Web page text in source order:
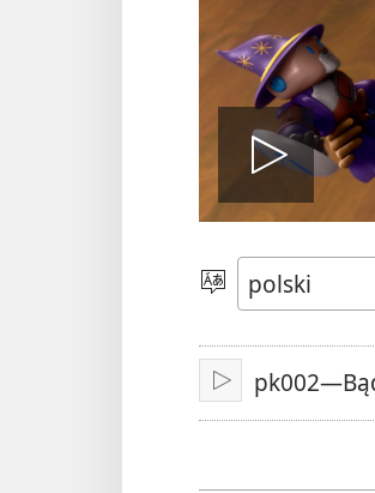
Wybierz
język
Odtwarzaj